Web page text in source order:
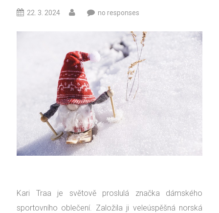
22. 3. 2024 no responses
Kari Traa je světově proslulá značka dámského
sportovního oblečení. Založila ji veleúspěšná norská